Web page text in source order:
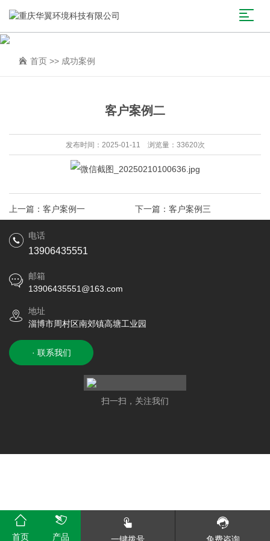
首页 >> 成功案例
客户案例二
发布时间：2025-01-11 浏览量：33620次
上一篇： 客户案例一 下一篇： 客户案例三
电话
13906435551
邮箱
13906435551@163.com
地址
淄博市周村区南郊镇高塘工业园
· 联系我们
扫一扫，关注我们
首页 产品